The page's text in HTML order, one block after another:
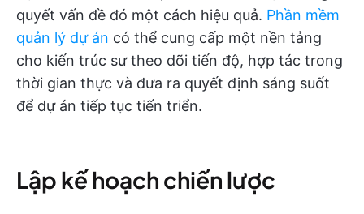
quyết vấn đề đó một cách hiệu quả. Phần mềm
quản lý dự án có thể cung cấp một nền tảng
cho kiến trúc sư theo dõi tiến độ, hợp tác trong
thời gian thực và đưa ra quyết định sáng suốt
để dự án tiếp tục tiến triển.
Lập kế hoạch chiến lược